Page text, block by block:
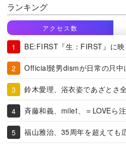
ランキング
アクセス数
BE:FIRST『生：FIRST』に
Official髭男dismが日常の只中
鈴木愛理、浴衣姿であざとさ
斉藤和義、milet、＝LOVEら
福山雅治、35周年を超えても